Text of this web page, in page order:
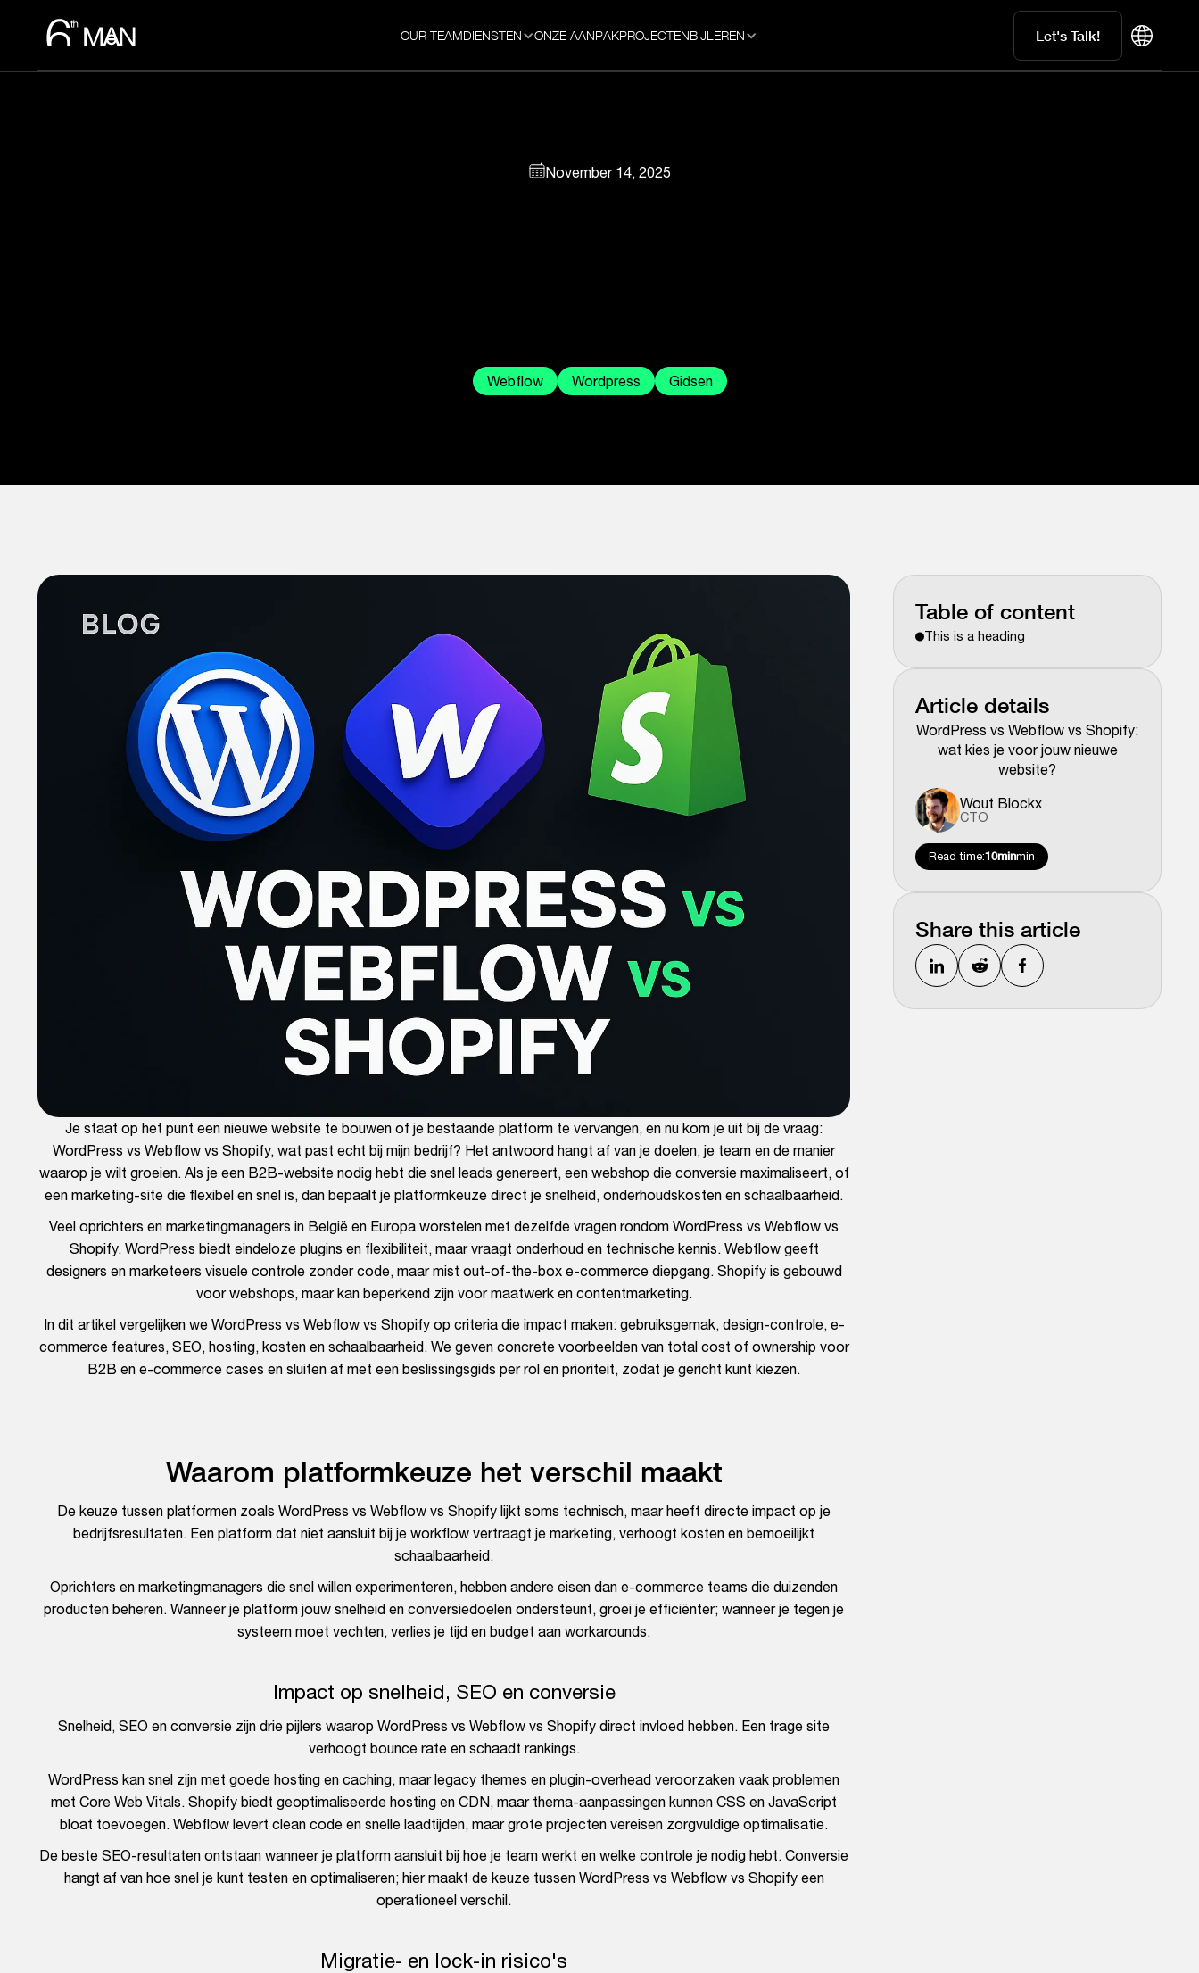
OUR TEAMDIENSTEN ONZE AANPAKPROJECTENBIJLEREN Let's Talk!
November 14, 2025
Webflow Wordpress Gidsen
Je staat op het punt een nieuwe website te bouwen of je bestaande platform te vervangen, en nu kom je uit bij de vraag:
WordPress vs Webflow vs Shopify, wat past echt bij mijn bedrijf? Het antwoord hangt af van je doelen, je team en de manier
waarop je wilt groeien. Als je een B2B-website nodig hebt die snel leads genereert, een webshop die conversie maximaliseert, of
een marketing-site die flexibel en snel is, dan bepaalt je platformkeuze direct je snelheid, onderhoudskosten en schaalbaarheid.
Veel oprichters en marketingmanagers in België en Europa worstelen met dezelfde vragen rondom WordPress vs Webflow vs
Shopify. WordPress biedt eindeloze plugins en flexibiliteit, maar vraagt onderhoud en technische kennis. Webflow geeft
designers en marketeers visuele controle zonder code, maar mist out-of-the-box e-commerce diepgang. Shopify is gebouwd
voor webshops, maar kan beperkend zijn voor maatwerk en contentmarketing.
In dit artikel vergelijken we WordPress vs Webflow vs Shopify op criteria die impact maken: gebruiksgemak, design-controle, e-
commerce features, SEO, hosting, kosten en schaalbaarheid. We geven concrete voorbeelden van total cost of ownership voor
B2B en e-commerce cases en sluiten af met een beslissingsgids per rol en prioriteit, zodat je gericht kunt kiezen.
Waarom platformkeuze het verschil maakt
De keuze tussen platformen zoals WordPress vs Webflow vs Shopify lijkt soms technisch, maar heeft directe impact op je
bedrijfsresultaten. Een platform dat niet aansluit bij je workflow vertraagt je marketing, verhoogt kosten en bemoeilijkt
schaalbaarheid.
Oprichters en marketingmanagers die snel willen experimenteren, hebben andere eisen dan e-commerce teams die duizenden
producten beheren. Wanneer je platform jouw snelheid en conversiedoelen ondersteunt, groei je efficiënter; wanneer je tegen je
systeem moet vechten, verlies je tijd en budget aan workarounds.
Impact op snelheid, SEO en conversie
Snelheid, SEO en conversie zijn drie pijlers waarop WordPress vs Webflow vs Shopify direct invloed hebben. Een trage site
verhoogt bounce rate en schaadt rankings.
WordPress kan snel zijn met goede hosting en caching, maar legacy themes en plugin-overhead veroorzaken vaak problemen
met Core Web Vitals. Shopify biedt geoptimaliseerde hosting en CDN, maar thema-aanpassingen kunnen CSS en JavaScript
bloat toevoegen. Webflow levert clean code en snelle laadtijden, maar grote projecten vereisen zorgvuldige optimalisatie.
De beste SEO-resultaten ontstaan wanneer je platform aansluit bij hoe je team werkt en welke controle je nodig hebt. Conversie
hangt af van hoe snel je kunt testen en optimaliseren; hier maakt de keuze tussen WordPress vs Webflow vs Shopify een
operationeel verschil.
Migratie- en lock-in risico's
Table of content
This is a heading
Article details
WordPress vs Webflow vs Shopify:
wat kies je voor jouw nieuwe
website?
Wout Blockx
CTO
Read time:10minmin
Share this article